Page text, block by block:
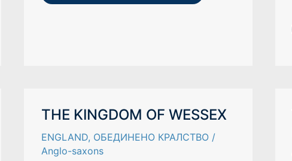
THE KINGDOM OF WESSEX
ENGLAND, ОБЕДИНЕНО КРАЛСТВО/
Anglo-saxons
THE
KINGDOM
WESSEX